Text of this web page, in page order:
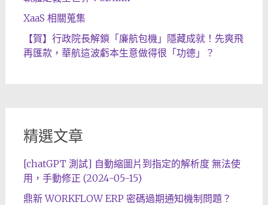
XaaS 相關蒐集
【賀】行政院長解鎖「廉航包機」隱藏成就！先爽飛
再匯款，華航這波虧本生意做得很「功德」？
精選文章
[chatGPT 測試] 自動縮圖片到指定的解析度 無法使
用，手動修正 (2024-05-15)
鼎新 WORKFLOW ERP 密碼過期通知機制問題？